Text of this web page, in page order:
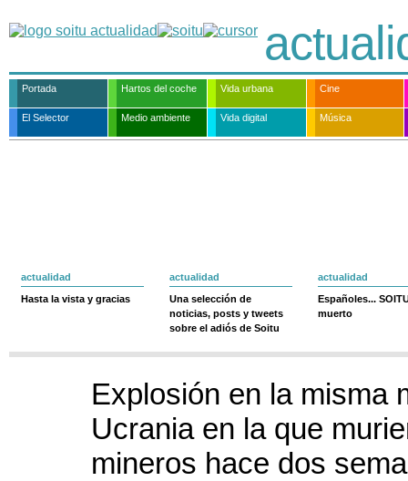
Portada Hartos del coche Vida urbana Cine
El Selector Medio ambiente Vida digital Música
actualidad
Hasta la vista y gracias
actualidad
Una selección de
noticias, posts y tweets
sobre el adiós de Soitu
actualidad
Españoles...
muerto
Explosión en la misma
Ucrania en la que
mineros hace dos